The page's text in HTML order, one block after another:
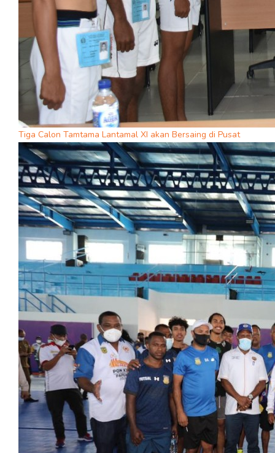
Tiga Calon Tamtama Lantamal XI akan Bersaing di Pusat